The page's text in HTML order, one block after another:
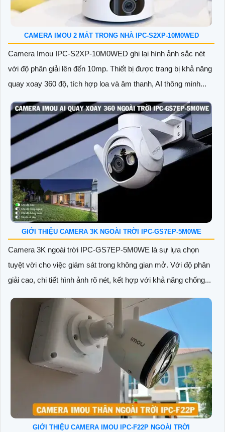
CAMERA IMOU 2 MẮT TRONG NHÀ IPC-S2XP-10M0WED
Camera Imou IPC-S2XP-10M0WED ghi lại hình ảnh sắc nét
với độ phân giải lên đến 10mp. Thiết bị được trang bị khả năng
quay xoay 360 độ, tích hợp loa và âm thanh, AI thông minh...
GIỚI THIỆU CAMERA 3K NGOÀI TRỜI IPC-GS7EP-5M0WE
Camera 3K ngoài trời IPC-GS7EP-5M0WE là sự lựa chọn
tuyệt vời cho việc giám sát trong không gian mở. Với độ phân
giải cao, chi tiết hình ảnh rõ nét, kết hợp với khả năng chống...
GIỚI THIỆU CAMERA IMOU IPC-F22P NGOÀI TRỜI